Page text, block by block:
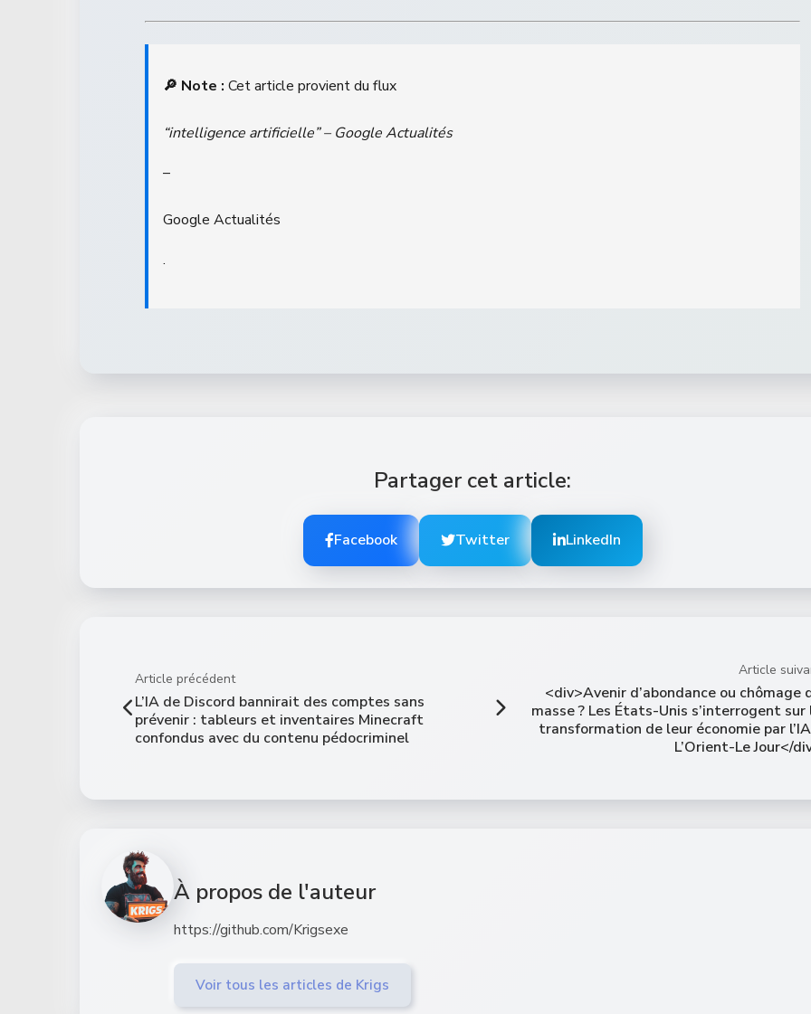
🔎 Note : Cet article provient du flux
“intelligence artificielle” – Google Actualités
–
Google Actualités
.
Partager cet article:
Facebook Twitter LinkedIn
Article précédent
L’IA de Discord bannirait des comptes sans
prévenir : tableurs et inventaires Minecraft
confondus avec du contenu pédocriminel
Article
<div>Avenir d’abondance ou chômage
masse ? Les États-Unis s’interrogent sur
transformation de leur économie par
L’Orient-Le Jour</
À propos de l'auteur
https://github.com/Krigsexe
Voir tous les articles de Krigs